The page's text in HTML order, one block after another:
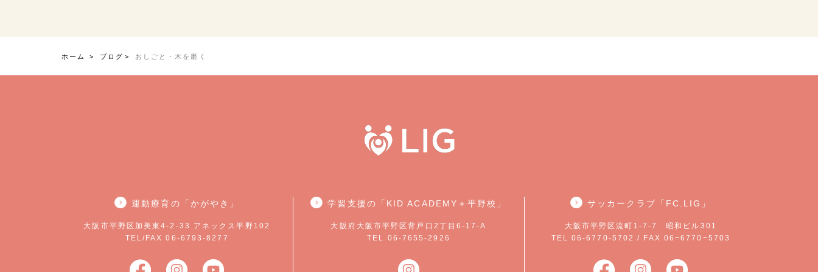
ホーム ブログ おしごと・木を磨く
運動療育の「かがやき」
大阪市平野区加美東4-2-33 アネックス平野102
TEL/FAX 06-6793-8277
学習支援の「KID ACADEMY＋平野校」
大阪府大阪市平野区背戸口2丁目6-17-A
TEL 06-7655-2926
サッカークラブ「FC.LIG」
大阪市平野区流町1-7-7 昭和ビル301
TEL 06-6770-5702 / FAX 06−6770−5703